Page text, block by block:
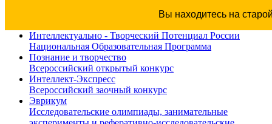
Вы находитесь на
Интеллектуально - Творческий Потенциал России
Национальная Образовательная Программа
Познание и творчество
Всероссийский открытый конкурс
Интеллект-Экспресс
Всероссийский заочный конкурс
Эврикум
Исследовательские олимпиады, занимательные